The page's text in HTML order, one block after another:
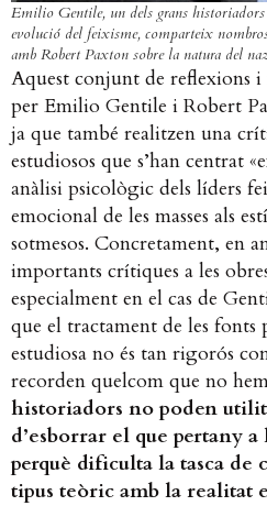
Emilio Gentile, un dels grans historiadors
evolució del feixisme, comparteix
amb Robert Paxton sobre la natura del
Aquest conjunt de reflexions
per Emilio Gentile i Robert
ja que també realitzen una
estudiosos que s’han centrat
anàlisi psicològic dels líders
emocional de les masses als
sotmesos. Concretament, en
importants crítiques a les
especialment en el cas de
que el tractament de les
estudiosa no és tan rigorós
recorden quelcom que no
historiadors no poden
d’esborrar el que pertany
perquè dificulta la tasca de
tipus teòric amb la realitat